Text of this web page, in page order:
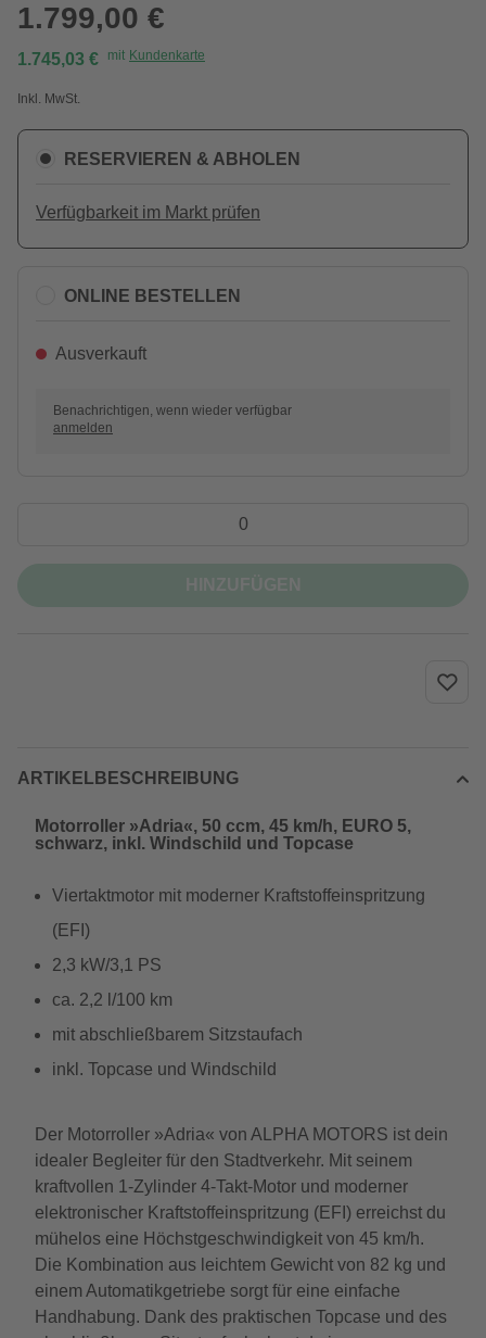
1.799,00 €
1.745,03 € mit Kundenkarte
Inkl. MwSt.
RESERVIEREN & ABHOLEN
Verfügbarkeit im Markt prüfen
ONLINE BESTELLEN
Ausverkauft
Benachrichtigen, wenn wieder verfügbar
anmelden
ARTIKELBESCHREIBUNG
Motorroller »Adria«, 50 ccm, 45 km/h, EURO 5,
schwarz, inkl. Windschild und Topcase
Viertaktmotor mit moderner Kraftstoffeinspritzung
(EFI)
2,3 kW/3,1 PS
ca. 2,2 l/100 km
mit abschließbarem Sitzstaufach
inkl. Topcase und Windschild
Der Motorroller »Adria« von ALPHA MOTORS ist dein
idealer Begleiter für den Stadtverkehr. Mit seinem
kraftvollen 1-Zylinder 4-Takt-Motor und moderner
elektronischer Kraftstoffeinspritzung (EFI) erreichst du
mühelos eine Höchstgeschwindigkeit von 45 km/h.
Die Kombination aus leichtem Gewicht von 82 kg und
einem Automatikgetriebe sorgt für eine einfache
Handhabung. Dank des praktischen Topcase und des